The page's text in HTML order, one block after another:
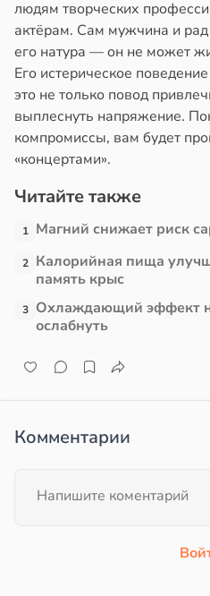
людям творческих
актёрам. Сам мужчина и
его натура — он не может
Его истерическое
это не только повод
выплеснуть напряжение.
компромиссы, вам будет
«концертами».
Читайте также
1 Магний снижает риск
2 Калорийная пища
память крыс
3 Охлаждающий эффект
ослабнуть
Комментарии